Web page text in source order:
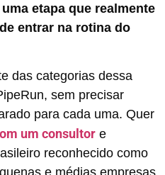
etapa que realmente
entrar na rotina do
das categorias dessa
sem precisar
para cada uma. Quer
um consultor e
reconhecido como